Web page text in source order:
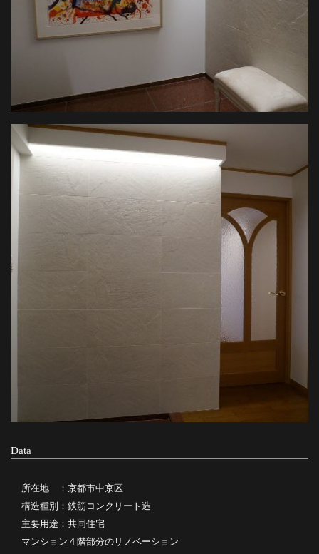
Data
所在地 ：京都市中京区
構造種別：鉄筋コンクリート造
主要用途：共同住宅
マンション４階部分のリノベーション